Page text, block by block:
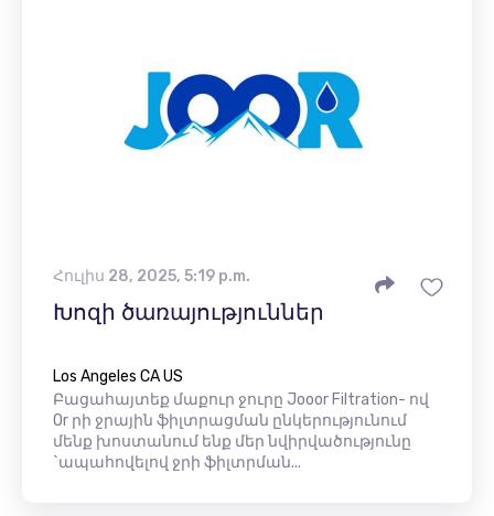
Հուլիս 28, 2025, 5:19 p.m.
Խոզի ծառայություններ
Los Angeles CA US
Բացահայտեք մաքուր ջուրը Jooor Filtration- ով
Or րի ջրային ֆիլտրացման ընկերությունում
մենք խոստանում ենք մեր նվիրվածությունը
`ապահովելով ջրի ֆիլտրման...